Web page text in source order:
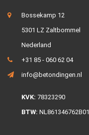
Bossekamp 12
5301 LZ Zaltbommel
Nederland
+31 85 - 060 62 04
info@betondingen.nl
KVK: 78323290
BTW: NL861346762B01